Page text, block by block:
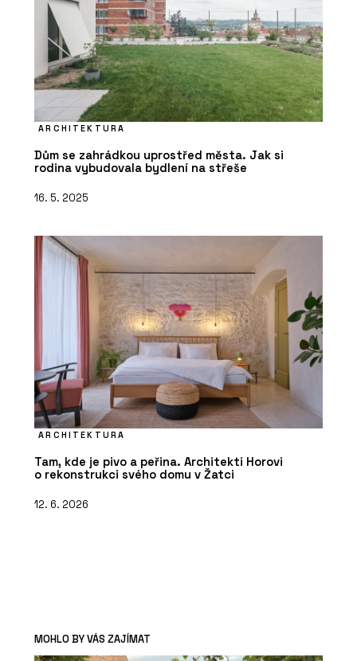
ARCHITEKTURA
Dům se zahrádkou uprostřed města. Jak si
rodina vybudovala bydlení na střeše
16. 5. 2025
ARCHITEKTURA
Tam, kde je pivo a peřina. Architekti Horovi
o rekonstrukci svého domu v Žatci
12. 6. 2026
MOHLO BY VÁS ZAJÍMAT